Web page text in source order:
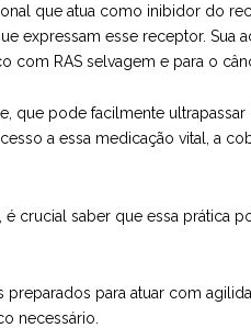
que atua como inibidor do
expressam esse receptor. Sua
com RAS selvagem e para o
pode facilmente
a essa medicação vital, a
crucial saber que essa prática
para atuar com
necessário.